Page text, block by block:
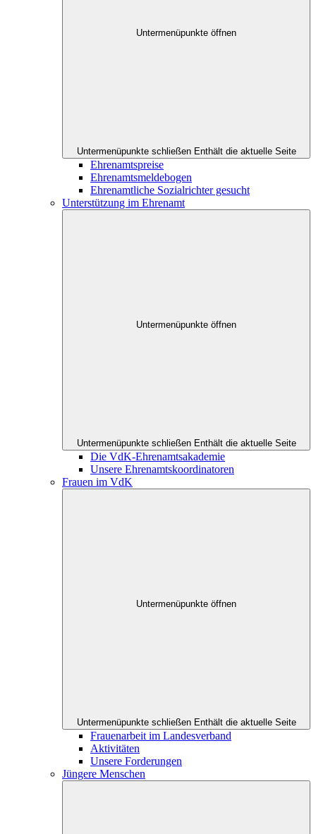
Untermenüpunkte öffnen
Untermenüpunkte schließen Enthält die aktuelle Seite
Ehrenamtspreise
Ehrenamtsmeldebogen
Ehrenamtliche Sozialrichter gesucht
Unterstützung im Ehrenamt
Untermenüpunkte öffnen
Untermenüpunkte schließen Enthält die aktuelle Seite
Die VdK-Ehrenamtsakademie
Unsere Ehrenamtskoordinatoren
Frauen im VdK
Untermenüpunkte öffnen
Untermenüpunkte schließen Enthält die aktuelle Seite
Frauenarbeit im Landesverband
Aktivitäten
Unsere Forderungen
Jüngere Menschen